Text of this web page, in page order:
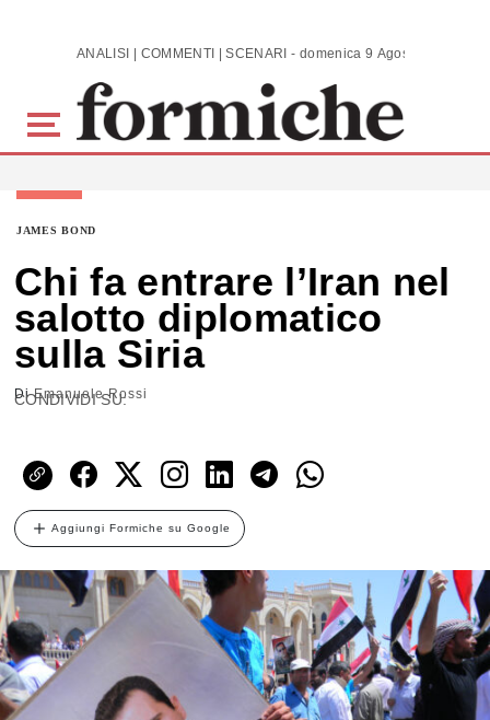
Skip to main content ANALISI | COMMENTI | SCENARI - domenica 9 Agosto 2026
JAMES BOND
Chi fa entrare l’Iran nel
salotto diplomatico
sulla Siria
DiEmanuele Rossi
CONDIVIDI SU:
Aggiungi Formiche su Google